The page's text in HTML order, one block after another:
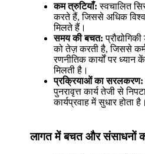
कम त्रुटियाँ: स्वचालित
करते हैं, जिससे अधिक
मिलते हैं।
समय की बचत:
को तेज़ करती है, जिससे
रणनीतिक कार्यों पर
मिलती है।
प्रक्रियाओं का सरलकरण:
पुनरावृत्त कार्य तेजी से
कार्यप्रवाह में सुधार होता है।
लागत में बचत और संसाधनों